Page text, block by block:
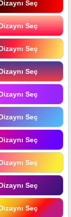
Seç
Seç
Seç
Seç
Seç
Seç
Seç
Seç
Seç
Seç